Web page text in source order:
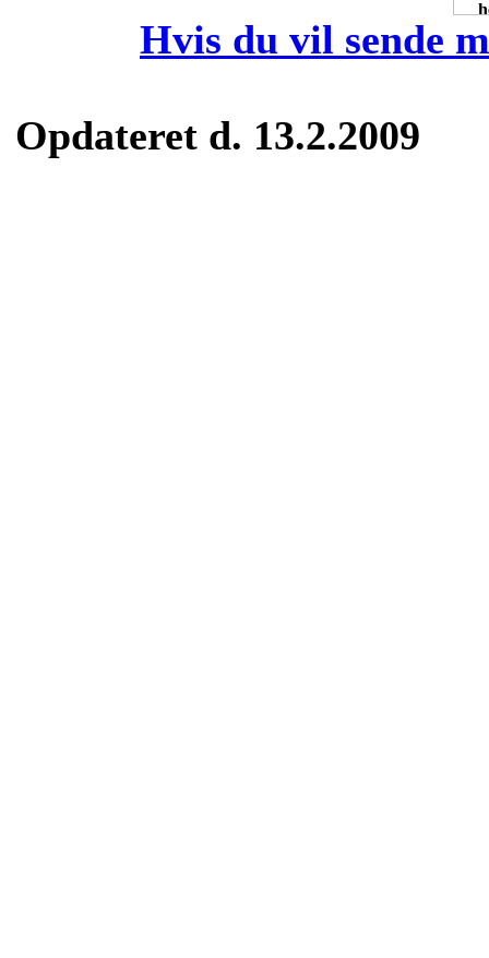
Hvis du vil sende
Opdateret d. 13.2.2009